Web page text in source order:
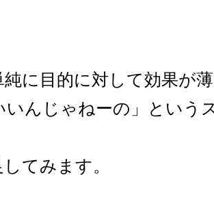
純に目的に対して効果が
いんじゃねーの」という
てみます。